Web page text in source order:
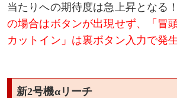
当たりへの期待度は急上昇となる！
の場合はボタンが出現せず、「冒
カットイン」は裏ボタン入力で発
新2号機αリーチ